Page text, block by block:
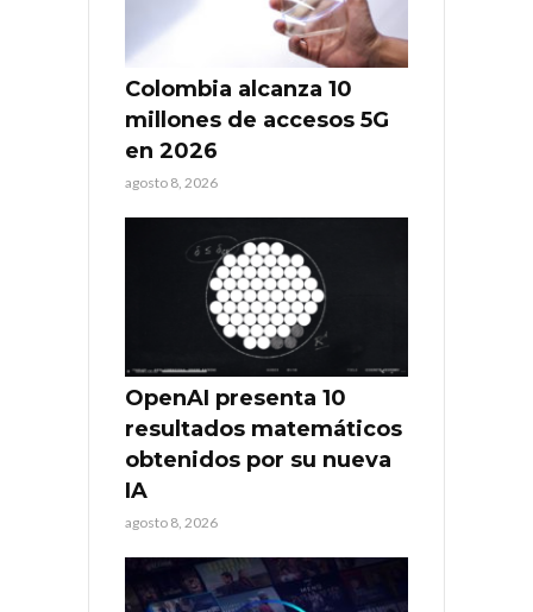
Colombia alcanza 10
millones de accesos 5G
en 2026
agosto 8, 2026
OpenAI presenta 10
resultados matemáticos
obtenidos por su nueva
IA
agosto 8, 2026